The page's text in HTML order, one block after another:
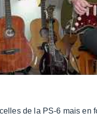
de la PS-6 mais en